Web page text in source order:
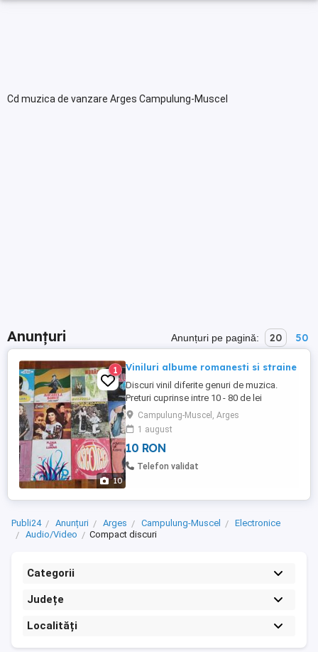
Cd muzica de vanzare Arges Campulung-Muscel
Anunțuri Anunțuri pe pagină: 20 50
10
1 Viniluri albume romanesti si straine
Discuri vinil diferite genuri de muzica.
Preturi cuprinse intre 10 - 80 de lei
negociabil. Trimit in tara doar cu plata
transportului ramburs. MIRABELA DAUER -
IN ZORI - 20 lei MIRABELA DAUER - TAINA
NOPTII - 25 lei MIRABELA DAUER -
MORARITA - 20 lei Club A - !!! VANDUT !!!
Campulung-Muscel, Arges
1 august
10 RON
Telefon validat
Publi24 Anunțuri Arges Campulung-Muscel
Electronice
Audio/Video
Compact discuri
Categorii
Județe
Localități